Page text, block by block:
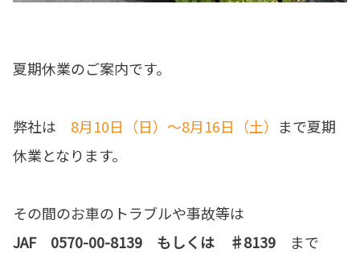
夏期休業のご案内です。
弊社は 8月10日（日）～8月16日（土） まで夏期
休業となります。
その間のお車のトラブルや事故等は
JAF 0570-00-8139 もしくは ♯8139 まで